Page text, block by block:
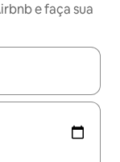
e faça sua
explore-os